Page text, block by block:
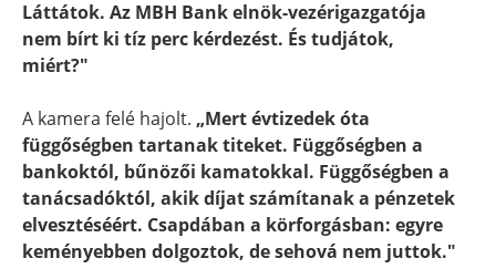
Láttátok. Az MBH Bank elnök-vezérigazgatója
nem bírt ki tíz perc kérdezést. És tudjátok,
miért?"
A kamera felé hajolt. „Mert évtizedek óta
függőségben tartanak titeket. Függőségben a
bankoktól, bűnözői kamatokkal. Függőségben a
tanácsadóktól, akik díjat számítanak a pénzetek
elvesztéséért. Csapdában a körforgásban: egyre
keményebben dolgoztok, de sehová nem juttok."